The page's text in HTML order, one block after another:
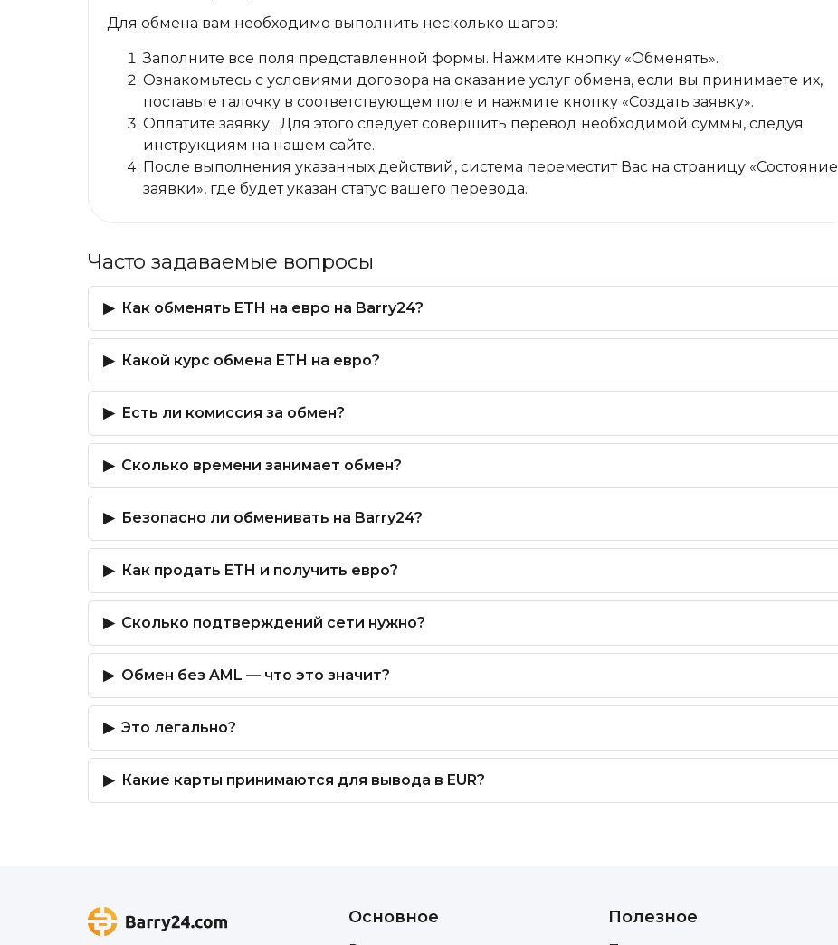
Для обмена вам необходимо выполнить несколько шагов:
Заполните все поля представленной формы. Нажмите кнопку «Обменять».
Ознакомьтесь с условиями договора на оказание услуг обмена, если вы принимаете их,
поставьте галочку в соответствующем поле и нажмите кнопку «Создать заявку».
Оплатите заявку. Для этого следует совершить перевод необходимой суммы, следуя
инструкциям на нашем сайте.
После выполнения указанных действий, система переместит Вас на страницу «Состояние
заявки», где будет указан статус вашего перевода.
Часто задаваемые вопросы
Как обменять ETH на евро на Barry24?
Какой курс обмена ETH на евро?
Есть ли комиссия за обмен?
Сколько времени занимает обмен?
Безопасно ли обменивать на Barry24?
Как продать ETH и получить евро?
Сколько подтверждений сети нужно?
Обмен без AML — что это значит?
Это легально?
Какие карты принимаются для вывода в EUR?
Основное Полезное